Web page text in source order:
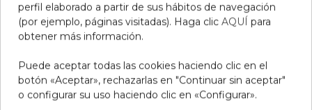
perfil elaborado a partir de sus hábitos de navegación
(por ejemplo, páginas visitadas). Haga clic AQUÍ para
obtener más información.
Puede aceptar todas las cookies haciendo clic en el
botón «Aceptar», rechazarlas en "Continuar sin aceptar"
o configurar su uso haciendo clic en «Configurar».